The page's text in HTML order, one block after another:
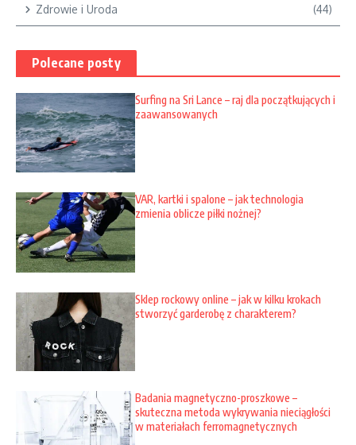
Zdrowie i Uroda (44)
Polecane posty
Surfing na Sri Lance – raj dla początkujących i
zaawansowanych
VAR, kartki i spalone – jak technologia
zmienia oblicze piłki nożnej?
Sklep rockowy online – jak w kilku krokach
stworzyć garderobę z charakterem?
Badania magnetyczno-proszkowe –
skuteczna metoda wykrywania nieciągłości
w materiałach ferromagnetycznych